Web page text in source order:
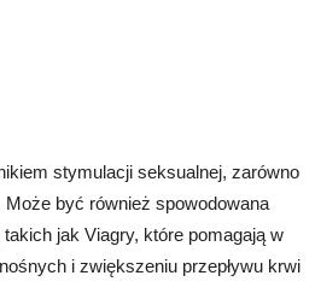
stymulacji seksualnej, zarówno
być również spowodowana
jak Viagry, które pomagają w
i zwiększeniu przepływu krwi